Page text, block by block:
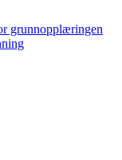
grunnopplæringen